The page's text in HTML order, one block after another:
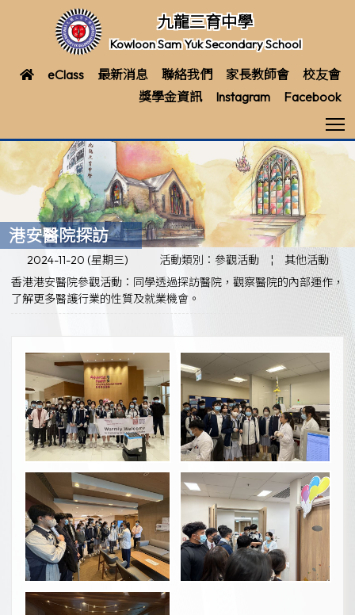
九龍三育中學
Kowloon Sam Yuk Secondary School
eClass 最新消息 聯絡我們 家長教師會
校友會
獎學金資訊
Instagram Facebook
港安醫院探訪
2024-11-20 (星期三) 活動類別：參觀活動 ¦
其他活動
香港港安醫院參觀活動：同學透過探訪醫院，觀察醫院的內部運作，
了解更多醫護行業的性質及就業機會。